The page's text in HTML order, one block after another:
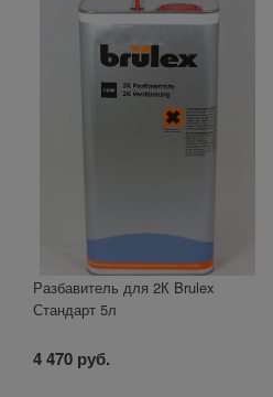
Разбавитель для 2К Brulex
Стандарт 5л
4 470 руб.